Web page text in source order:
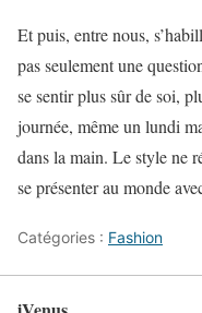
Et puis, entre nous,
pas seulement une
se sentir plus sûr de soi,
journée, même un lundi
dans la main. Le style ne
se présenter au monde
Catégories : Fashion